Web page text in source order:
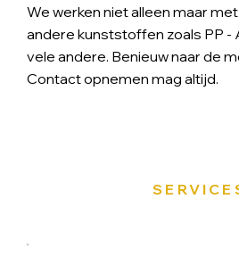
We werken niet alleen maar
andere kunststoffen zoals PP -
vele andere. Benieuw naar de
Contact opnemen mag altijd.